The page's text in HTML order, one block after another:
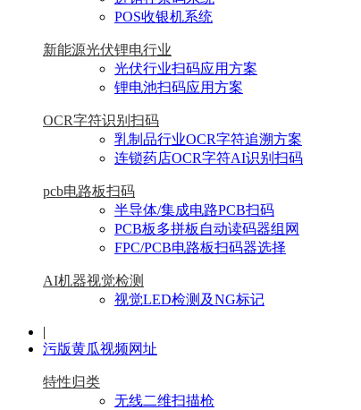
POS收银机系统
新能源光伏锂电行业
光伏行业扫码应用方案
锂电池扫码应用方案
OCR字符识别扫码
乳制品行业OCR字符追溯方案
连锁药店OCR字符AI识别扫码
pcb电路板扫码
半导体/集成电路PCB扫码
PCB板多拼板自动读码器组网
FPC/PCB电路板扫码器选择
AI机器视觉检测
视觉LED检测及NG标记
|
污版黄瓜视频网址
特性归类
无线二维扫描枪